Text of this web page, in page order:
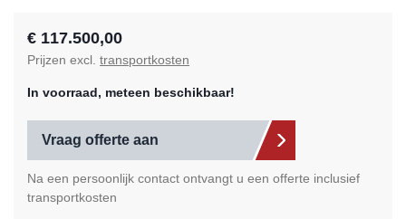
€ 117.500,00
Prijzen excl. transportkosten
In voorraad, meteen beschikbaar!
Vraag offerte aan
Na een persoonlijk contact ontvangt u een offerte inclusief
transportkosten